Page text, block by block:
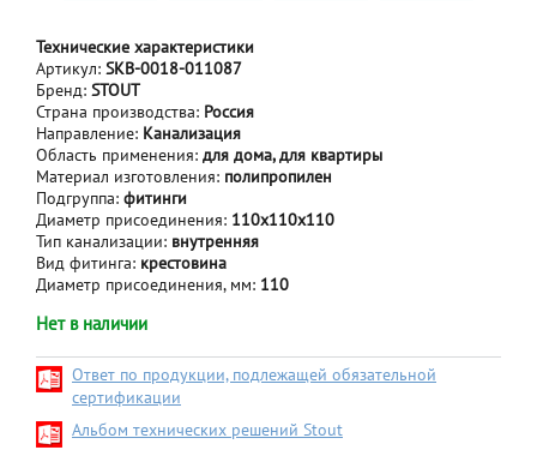
Технические характеристики
Артикул: SKB-0018-011087
Бренд: STOUT
Страна производства: Россия
Направление: Канализация
Область применения: для дома, для квартиры
Материал изготовления: полипропилен
Подгруппа: фитинги
Диаметр присоединения: 110х110x110
Тип канализации: внутренняя
Вид фитинга: крестовина
Диаметр присоединения, мм: 110
Нет в наличии
Ответ по продукции, подлежащей обязательной
сертификации
Альбом технических решений Stout